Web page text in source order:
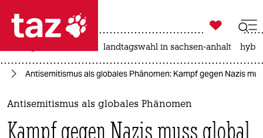
 taz zahl ich
taz zahl ich
themen
politik

taz zahl ich
landtagswahl in sachsen-anhalt
Antisemitismus als globales Phänomen: Kampf gegen Nazis
Antisemitismus als globales Phänomen
Kampf gegen Nazis muss global